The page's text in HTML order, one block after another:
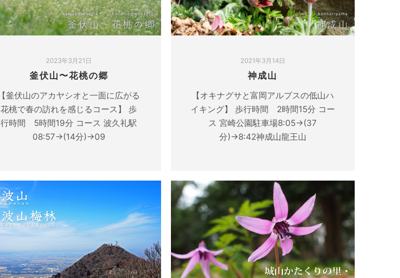
2023年3月21日
釜伏山〜花桃の郷
【釜伏山のアカヤシオと一面に広がる
花桃で春の訪れを感じるコース】 歩
行時間 5時間19分 コース 波久礼駅
08:57→(14分)→09
2021年3月14日
神成山
【オキナグサと富岡アルプスの低山ハ
イキング】 歩行時間 2時間15分 コー
ス 宮崎公園駐車場8:05→(37
分)→8:42神成山龍王山